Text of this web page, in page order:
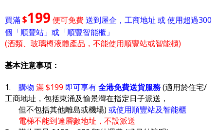
買滿$199 便可免費送到屋企，工商地址 或 使用超過300
個「順豐站」或「順豐智能櫃」
(酒類、玻璃樽液體產品，不能使用順豐站或智能櫃)
基本注意事項：
1. 購物 滿 $199 即可享有全港免費送貨服務(適用於住宅/
工商地址，包括東涌及愉景灣在指定日子派送，
但不包括其他離島或機場) 或使用順豐站及智能櫃
電梯不能到達層數地址，不設派送